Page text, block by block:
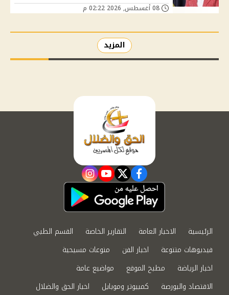
المزيد
facebook
twitter
youtube
instagram
الرئيسية الاخبار العامة التقارير الخاصة
القسم الطبي
فيديوهات متنوعة
اخبار الفن
منوعات مسيحية
اخبار الرياضة
مطبخ الموقع
مواضيع عامة
الاقتصاد والبورصة
كمبيوتر وموبايل اخبار الحق والضلال